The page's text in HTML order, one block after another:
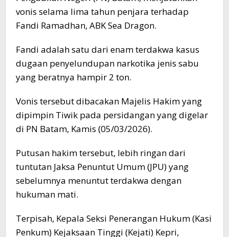
vonis selama lima tahun penjara terhadap
Fandi Ramadhan, ABK Sea Dragon.
Fandi adalah satu dari enam terdakwa kasus
dugaan penyelundupan narkotika jenis sabu
yang beratnya hampir 2 ton.
Vonis tersebut dibacakan Majelis Hakim yang
dipimpin Tiwik pada persidangan yang digelar
di PN Batam, Kamis (05/03/2026).
Putusan hakim tersebut, lebih ringan dari
tuntutan Jaksa Penuntut Umum (JPU) yang
sebelumnya menuntut terdakwa dengan
hukuman mati.
Terpisah, Kepala Seksi Penerangan Hukum (Kasi
Penkum) Kejaksaan Tinggi (Kejati) Kepri,